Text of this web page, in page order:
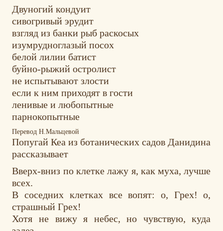
Двуногий кондуит
сивогривый эрудит
взгляд из банки рыб раскосых
изумрудноглазый посох
белой лилии батист
буйно-рыжий остролист
не испытывают злости
если к ним приходят в гости
ленивые и любопытные
парнокопытные
Перевод Н.Мальцевой
Попугай Кеа из ботанических садов Данидина
рассказывает
Вверх-вниз по клетке лажу я, как муха, лучше
всех.
В соседних клетках все вопят: о, Грех! о,
страшный Грех!
Хотя не вижу я небес, но чувствую, куда